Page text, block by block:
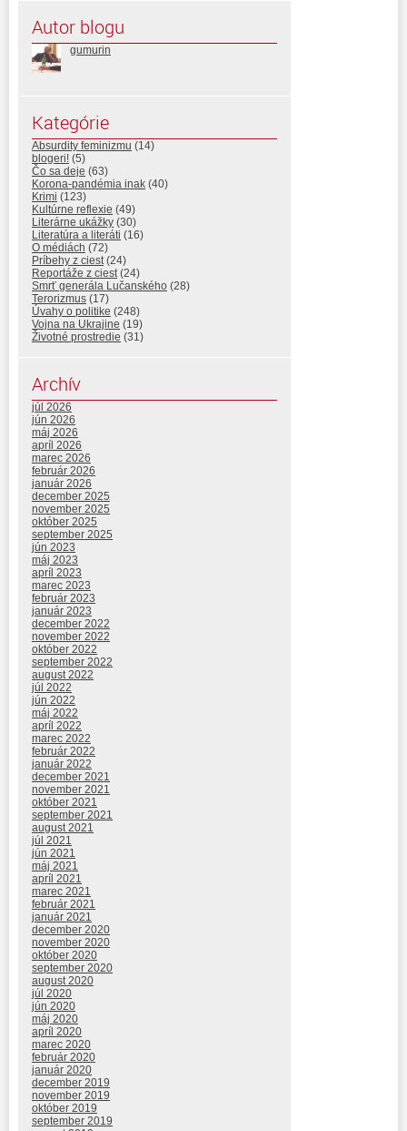
Autor blogu
gumurin
Kategórie
Absurdity feminizmu (14)
blogeri! (5)
Čo sa deje (63)
Korona-pandémia inak (40)
Krimi (123)
Kultúrne reflexie (49)
Literárne ukážky (30)
Literatúra a literáti (16)
O médiách (72)
Príbehy z ciest (24)
Reportáže z ciest (24)
Smrť generála Lučanského (28)
Terorizmus (17)
Úvahy o politike (248)
Vojna na Ukrajine (19)
Životné prostredie (31)
Archív
júl 2026
jún 2026
máj 2026
apríl 2026
marec 2026
február 2026
január 2026
december 2025
november 2025
október 2025
september 2025
jún 2023
máj 2023
apríl 2023
marec 2023
február 2023
január 2023
december 2022
november 2022
október 2022
september 2022
august 2022
júl 2022
jún 2022
máj 2022
apríl 2022
marec 2022
február 2022
január 2022
december 2021
november 2021
október 2021
september 2021
august 2021
júl 2021
jún 2021
máj 2021
apríl 2021
marec 2021
február 2021
január 2021
december 2020
november 2020
október 2020
september 2020
august 2020
júl 2020
jún 2020
máj 2020
apríl 2020
marec 2020
február 2020
január 2020
december 2019
november 2019
október 2019
september 2019